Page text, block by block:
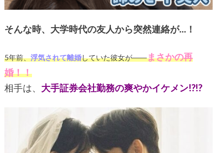
そんな時、大学時代の友人から突然連絡が…！
5年前、浮気されて離婚していた彼女が――まさかの再
婚！！
相手は、 大手証券会社勤務の爽やかイケメン!?!?